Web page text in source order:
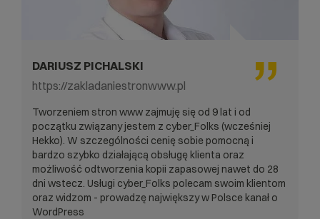
DARIUSZ PICHALSKI
https://zakladaniestronwww.pl
Tworzeniem stron www zajmuję się od 9 lat i od
początku związany jestem z cyber_Folks (wcześniej
Hekko). W szczególności cenię sobie pomocną i
bardzo szybko działającą obsługę klienta oraz
możliwość odtworzenia kopii zapasowej nawet do 28
dni wstecz. Usługi cyber_Folks polecam swoim klientom
oraz widzom - prowadzę największy w Polsce kanał o
WordPress